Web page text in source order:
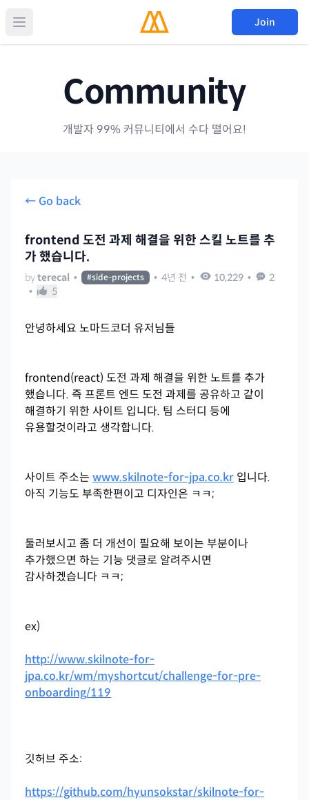
Join
Community
개발자 99% 커뮤니티에서 수다 떨어요!
← Go back
frontend 도전 과제 해결을 위한 스킬 노트를 추
가 했습니다.
byterecal • #side-projects • 4년 전 • 10,229 •
2
•
5
안녕하세요 노마드코더 유저님들
frontend(react) 도전 과제 해결을 위한 노트를 추가
했습니다. 즉 프론트 엔드 도전 과제를 공유하고 같이
해결하기 위한 사이트 입니다. 팀 스터디 등에
유용할것이라고 생각합니다.
사이트 주소는 www.skilnote-for-jpa.co.kr 입니다.
아직 기능도 부족한편이고 디자인은 ㅋㅋ;
둘러보시고 좀 더 개선이 필요해 보이는 부분이나
추가했으면 하는 기능 댓글로 알려주시면
감사하겠습니다 ㅋㅋ;
ex)
http://www.skilnote-for-
jpa.co.kr/wm/myshortcut/challenge-for-pre-
onboarding/119
깃허브 주소:
https://github.com/hyunsokstar/skilnote-for-